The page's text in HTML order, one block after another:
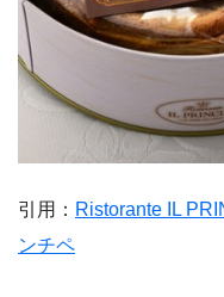
引用： Ristorante IL
ンチペ